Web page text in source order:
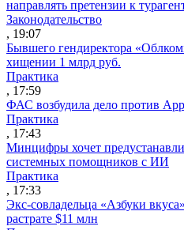
направлять претензии к
Законодательство
, 19:07
Бывшего гендиректора
хищении 1 млрд руб.
Практика
, 17:59
ФАС возбудила дело против
Практика
, 17:43
Минцифры хочет
системных помощников с ИИ
Практика
, 17:33
Экс-совладельца «Азбуки
растрате $11 млн